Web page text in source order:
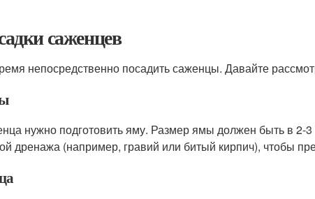
саженцев
непосредственно посадить саженцы. Давайте
нужно подготовить яму. Размер ямы должен быть в 2-
дренажа (например, гравий или битый кирпич), чтобы